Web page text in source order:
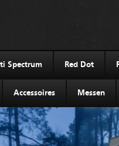
Spectrum Red Dot
Accessoires Messen